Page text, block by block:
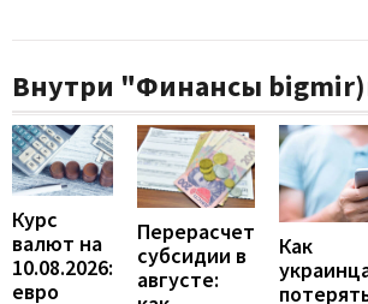
Внутри "Финансы
Курс
валют на
10.08.2026:
евро
Перерасчет
субсидии в
августе:
Как